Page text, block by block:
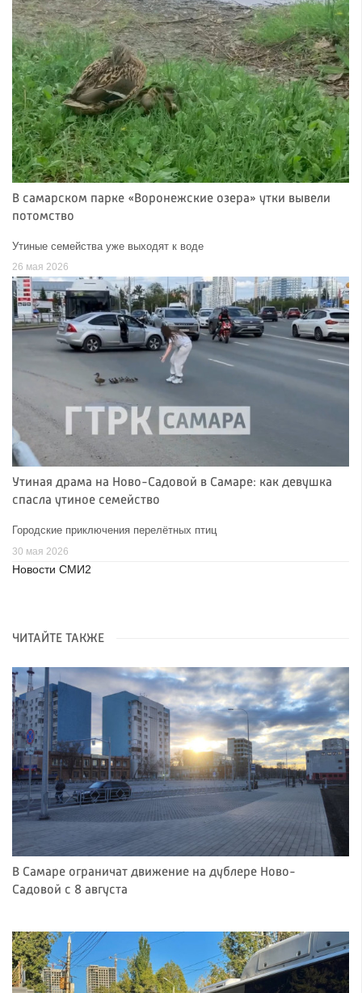
В самарском парке «Воронежские озера» утки вывели
потомство
Утиные семейства уже выходят к воде
26 мая 2026
Утиная драма на Ново-Садовой в Самаре: как девушка
спасла утиное семейство
Городские приключения перелётных птиц
30 мая 2026
Новости СМИ2
ЧИТАЙТЕ ТАКЖЕ
В Самаре ограничат движение на дублере Ново-
Садовой с 8 августа